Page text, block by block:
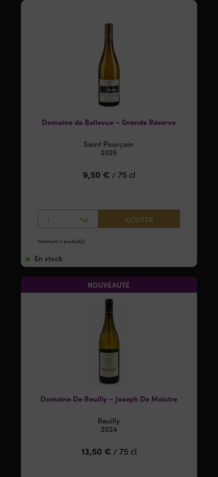
Domaine de Bellevue – Grande Réserve
Saint Pourçain
2025
9,50 € / 75 cl
1 AJOUTER
Minimum 1 produit(s)
En stock
NOUVEAUTÉ
Domaine De Reuilly – Joseph De Maistre
Reuilly
2024
13,50 € / 75 cl